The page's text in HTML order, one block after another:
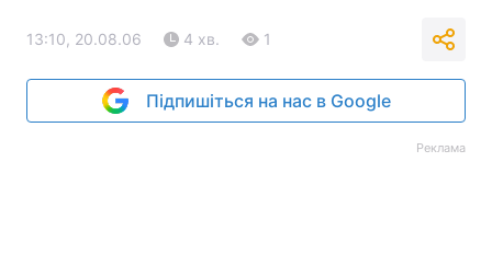
13:10, 20.08.06 4 хв. 1
Підпишіться на нас в Google
Реклама